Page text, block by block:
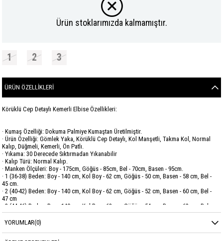
Ürün stoklarımızda kalmamıştır.
1 2 3
ÜRÜN ÖZELLIKLERI
Körüklü Cep Detaylı Kemerli Elbise Özellikleri:
· Kumaş Özelliği: Dokuma Palmiye Kumaştan Üretilmiştir.
· Ürün Özelliği: Gömlek Yaka, Körüklü Cep Detaylı, Kol Manşetli, Takma Kol, Normal
Kalıp, Düğmeli, Kemerli, Ön Patlı.
· Yıkama: 30 Derecede Sıktırmadan Yıkanabilir
· Kalıp Türü: Normal Kalıp.
· Manken Ölçüleri: Boy - 175cm, Göğüs - 85cm, Bel - 70cm, Basen - 95cm.
· 1 (36-38) Beden: Boy - 140 cm, Kol Boy - 62 cm, Göğüs - 50 cm, Basen - 58 cm, Bel -
45 cm.
· 2 (40-42) Beden: Boy - 140 cm, Kol Boy - 62 cm, Göğüs - 52 cm, Basen - 60 cm, Bel -
47 cm
· 3 (44-46) Beden: Boy - 140 cm, Kol Boy - 62 cm, Göğüs - 54 cm, Basen - 62 cm, Bel -
49 cm.
Marka GARZİA
YORUMLAR(0)